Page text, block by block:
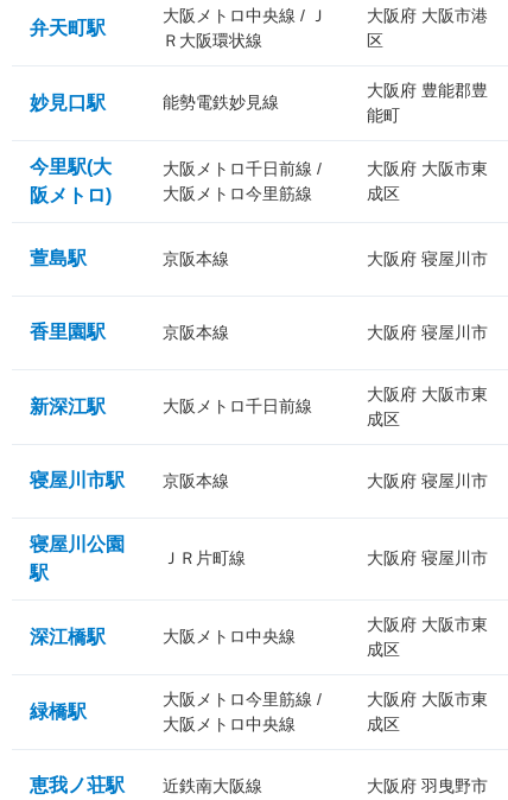
弁天町駅
大阪メトロ中央線 / Ｊ
Ｒ大阪環状線
大阪府 大阪市港
区
妙見口駅 能勢電鉄妙見線
大阪府 豊能郡豊
能町
今里駅(大
阪メトロ)
大阪メトロ千日前線 /
大阪メトロ今里筋線
大阪府 大阪市東
成区
萱島駅 京阪本線 大阪府 寝屋川市
香里園駅 京阪本線 大阪府 寝屋川市
新深江駅 大阪メトロ千日前線
大阪府 大阪市東
成区
寝屋川市駅 京阪本線 大阪府 寝屋川市
寝屋川公園
駅
ＪＲ片町線 大阪府 寝屋川市
深江橋駅 大阪メトロ中央線
大阪府 大阪市東
成区
緑橋駅
大阪メトロ今里筋線 /
大阪メトロ中央線
大阪府 大阪市東
成区
恵我ノ荘駅 近鉄南大阪線 大阪府 羽曳野市